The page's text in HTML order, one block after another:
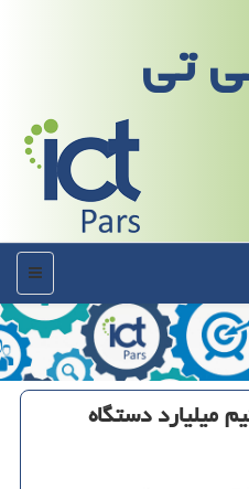
تی
منو
ها از مرز ۲ و نیم میلیارد دستگاه